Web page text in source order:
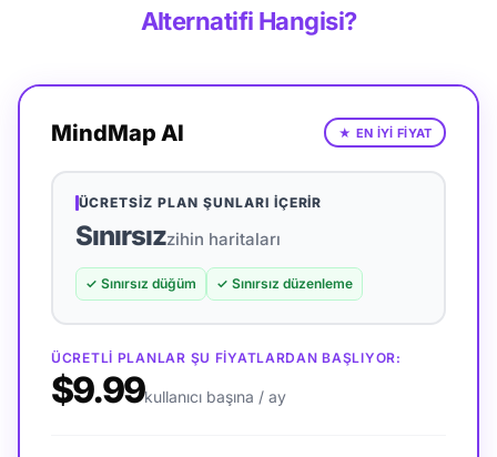
Alternatifi Hangisi?
MindMap AI ★ EN İYİ FİYAT
ÜCRETSIZ PLAN ŞUNLARI İÇERIR
Sınırsızzihin haritaları
✓ Sınırsız düğüm ✓ Sınırsız düzenleme
ÜCRETLI PLANLAR ŞU FIYATLARDAN BAŞLIYOR:
$9.99kullanıcı başına / ay